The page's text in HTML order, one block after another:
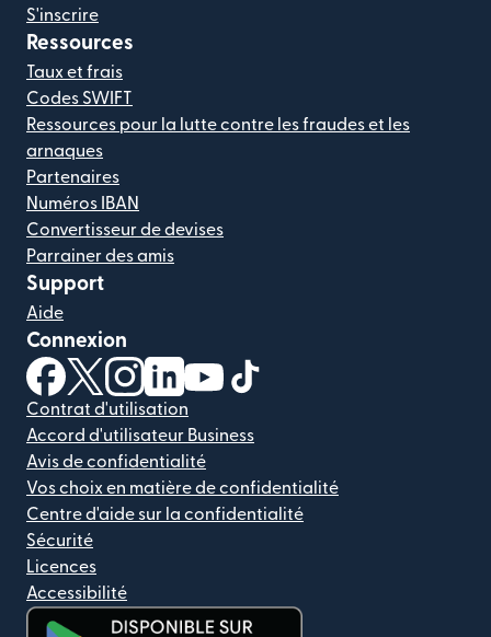
S'inscrire
Ressources
Taux et frais
Codes SWIFT
Ressources pour la lutte contre les fraudes et les
arnaques
Partenaires
Numéros IBAN
Convertisseur de devises
Parrainer des amis
Support
Aide
Connexion
(s'ouvre dans une nouvelle fenêtre)
(s'ouvre dans une nouvelle fenêtre)
(s'ouvre dans une nouvelle fenêtre)
(s'ouvre dans une nouvelle fenêtre)
(s'ouvre dans une nouvelle
Contrat d'utilisation
Accord d'utilisateur Business
Avis de confidentialité
Vos choix en matière de confidentialité
Centre d'aide sur la confidentialité
Sécurité
Licences
Accessibilité